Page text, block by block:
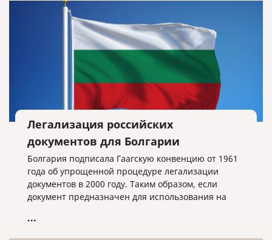
Легализация российских
документов для Болгарии
Болгария подписала Гаагскую конвенцию от 1961
года об упрощенной процедуре легализации
документов в 2000 году. Таким образом, если
документ предназначен для использования на
проставить штамп «Апостиль».
...